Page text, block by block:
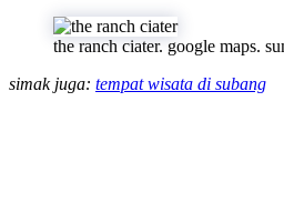
the ranch ciater. google maps.
simak juga: tempat wisata di subang